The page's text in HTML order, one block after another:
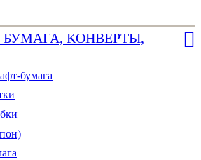
БУМАГА, КОНВЕРТЫ,
бумага